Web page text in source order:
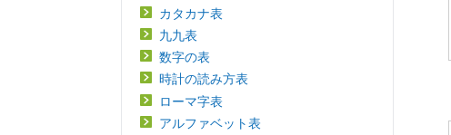
カタカナ表
九九表
数字の表
時計の読み方表
ローマ字表
アルファベット表